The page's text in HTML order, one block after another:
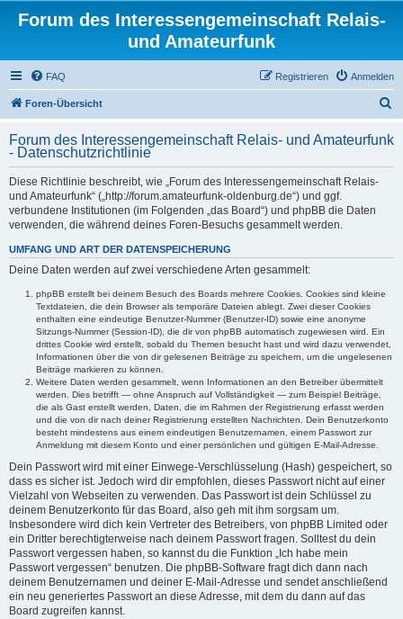
Forum des Interessengemeinschaft Relais-
und Amateurfunk
FAQ Anmelden
Registrieren
Foren-Übersicht
c
h
Forum des Interessengemeinschaft Relais- und Amateurfunk
- Datenschutzrichtlinie
Diese Richtlinie beschreibt, wie „Forum des Interessengemeinschaft Relais-
und Amateurfunk“ („http://forum.amateurfunk-oldenburg.de“) und ggf.
verbundene Institutionen (im Folgenden „das Board“) und phpBB die Daten
verwenden, die während deines Foren-Besuchs gesammelt werden.
UMFANG UND ART DER DATENSPEICHERUNG
Deine Daten werden auf zwei verschiedene Arten gesammelt:
phpBB erstellt bei deinem Besuch des Boards mehrere Cookies. Cookies sind kleine
Textdateien, die dein Browser als temporäre Dateien ablegt. Zwei dieser Cookies
enthalten eine eindeutige Benutzer-Nummer (Benutzer-ID) sowie eine anonyme
Sitzungs-Nummer (Session-ID), die dir von phpBB automatisch zugewiesen wird. Ein
drittes Cookie wird erstellt, sobald du Themen besucht hast und wird dazu verwendet,
Informationen über die von dir gelesenen Beiträge zu speichern, um die ungelesenen
Beiträge markieren zu können.
Weitere Daten werden gesammelt, wenn Informationen an den Betreiber übermittelt
werden. Dies betrifft — ohne Anspruch auf Vollständigkeit — zum Beispiel Beiträge,
die als Gast erstellt werden, Daten, die im Rahmen der Registrierung erfasst werden
und die von dir nach deiner Registrierung erstellten Nachrichten. Dein Benutzerkonto
besteht mindestens aus einem eindeutigen Benutzernamen, einem Passwort zur
Anmeldung mit diesem Konto und einer persönlichen und gültigen E-Mail-Adresse.
Dein Passwort wird mit einer Einwege-Verschlüsselung (Hash) gespeichert, so
dass es sicher ist. Jedoch wird dir empfohlen, dieses Passwort nicht auf einer
Vielzahl von Webseiten zu verwenden. Das Passwort ist dein Schlüssel zu
deinem Benutzerkonto für das Board, also geh mit ihm sorgsam um.
Insbesondere wird dich kein Vertreter des Betreibers, von phpBB Limited oder
ein Dritter berechtigterweise nach deinem Passwort fragen. Solltest du dein
Passwort vergessen haben, so kannst du die Funktion „Ich habe mein
Passwort vergessen“ benutzen. Die phpBB-Software fragt dich dann nach
deinem Benutzernamen und deiner E-Mail-Adresse und sendet anschließend
ein neu generiertes Passwort an diese Adresse, mit dem du dann auf das
Board zugreifen kannst.